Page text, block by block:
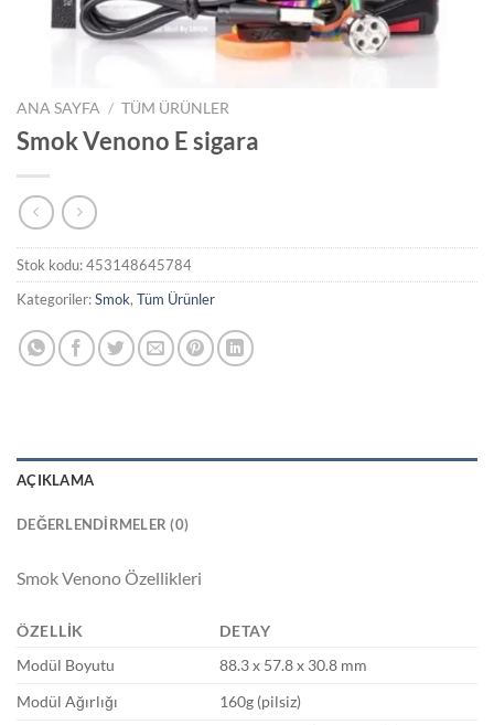
ANA SAYFA / TÜM ÜRÜNLER
Smok Venono E sigara
Stok kodu:453148645784
Kategoriler:Smok, Tüm Ürünler
AÇIKLAMA
DEĞERLENDIRMELER (0)
Smok Venono Özellikleri
ÖZELLIK
DETAY
Modül Boyutu
88.3 x 57.8 x 30.8 mm
Modül Ağırlığı
160g (pilsiz)